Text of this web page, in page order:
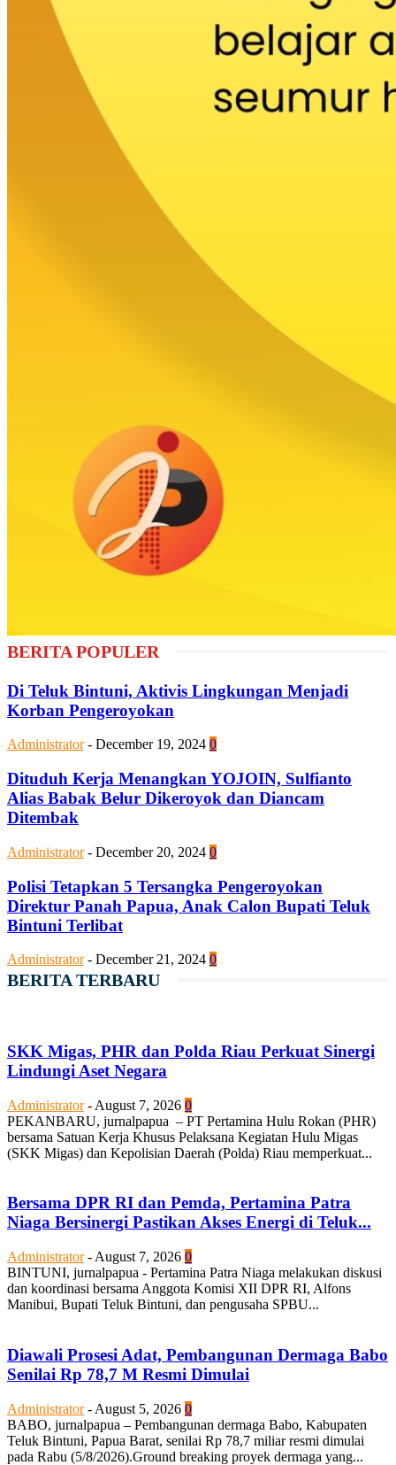
BERITA POPULER
Di Teluk Bintuni, Aktivis Lingkungan Menjadi
Korban Pengeroyokan
Administrator - December 19, 2024 0
Dituduh Kerja Menangkan YOJOIN, Sulfianto
Alias Babak Belur Dikeroyok dan Diancam
Ditembak
Administrator - December 20, 2024 0
Polisi Tetapkan 5 Tersangka Pengeroyokan
Direktur Panah Papua, Anak Calon Bupati Teluk
Bintuni Terlibat
Administrator - December 21, 2024 0
BERITA TERBARU
SKK Migas, PHR dan Polda Riau Perkuat Sinergi
Lindungi Aset Negara
Administrator - August 7, 2026 0
PEKANBARU, jurnalpapua – PT Pertamina Hulu Rokan (PHR)
bersama Satuan Kerja Khusus Pelaksana Kegiatan Hulu Migas
(SKK Migas) dan Kepolisian Daerah (Polda) Riau memperkuat...
Bersama DPR RI dan Pemda, Pertamina Patra
Niaga Bersinergi Pastikan Akses Energi di Teluk...
Administrator - August 7, 2026 0
BINTUNI, jurnalpapua - Pertamina Patra Niaga melakukan diskusi
dan koordinasi bersama Anggota Komisi XII DPR RI, Alfons
Manibui, Bupati Teluk Bintuni, dan pengusaha SPBU...
Diawali Prosesi Adat, Pembangunan Dermaga Babo
Senilai Rp 78,7 M Resmi Dimulai
Administrator - August 5, 2026 0
BABO, jurnalpapua – Pembangunan dermaga Babo, Kabupaten
Teluk Bintuni, Papua Barat, senilai Rp 78,7 miliar resmi dimulai
pada Rabu (5/8/2026).Ground breaking proyek dermaga yang...